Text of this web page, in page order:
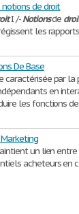
de droit
I /-Notionsde
les
De Base
par la
en
les fonctions
un lien entre
acheteurs en